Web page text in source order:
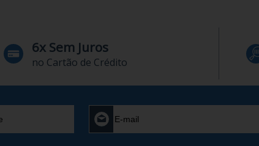
6x Sem Juros
no Cartão de Crédito